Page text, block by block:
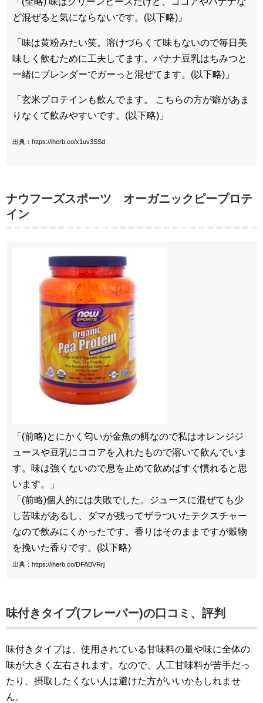
ど混ぜると気にならないです。(以下略)」
「味は黄粉みたい笑。溶けづらくて味もないので毎日美
味しく飲むために工夫してます。バナナ豆乳はちみつと
一緒にブレンダーでガーっと混ぜてます。(以下略)」
「玄米プロテインも飲んでます。 こちらの方が癖があま
りなくて飲みやすいです。(以下略)」
出典：https://iherb.co/x1uv3SSd
ナウフーズスポーツ オーガニックピープロテ
イン
「(前略)とにかく匂いが金魚の餌なので私はオレンジジ
ュースや豆乳にココアを入れたもので溶いて飲んでいま
す。味は強くないので息を止めて飲めばすぐ慣れると思
います。」
「(前略)個人的には失敗でした。ジュースに混ぜても少
し苦味があるし、ダマが残ってザラついたテクスチャー
なので飲みにくかったです。香りはそのままですが穀物
を挽いた香りです。(以下略)
出典：https://iherb.co/DFABVRrj
味付きタイプ(フレーバー)の口コミ、評判
味付きタイプは、使用されている甘味料の量や味に全体の
味が大きく左右されます。なので、人工甘味料が苦手だっ
たり、摂取したくない人は避けた方がいいかもしれませ
ん。